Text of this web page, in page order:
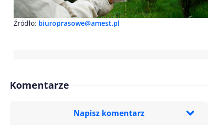
Źródło: biuroprasowe@amest.pl
Komentarze
Napisz komentarz